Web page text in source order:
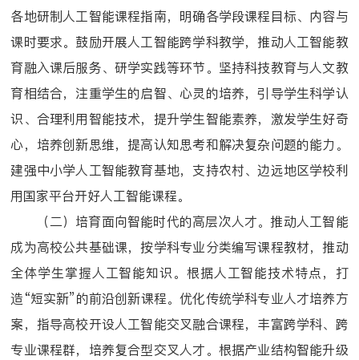
各地研制人工智能课程指南，明确各学段课程目标、内容与
课时要求。鼓励开展人工智能跨学科教学，推动人工智能教
育融入课后服务、研学实践等环节。坚持科技教育与人文教
育相结合，注重学生的启智、心灵的培养，引导学生科学认
识、合理利用智能技术，提升学生智能素养，激发学生好奇
心，培养创新思维，提高认知思考和解决复杂问题的能力。
建强中小学人工智能教育基地，支持农村、边远地区学校利
用国家平台开好人工智能课程。
（二）培育面向智能时代的高层次人才。推动人工智能
成为高校公共基础课，按学科专业分类编写课程教材，推动
全体学生掌握人工智能知识。根据人工智能技术特点，打
造“短实新”的前沿创新课程。优化传统学科专业人才培养方
案，指导高校开设人工智能交叉融合课程，丰富跨学科、跨
专业课程群，培养复合型交叉人才。根据产业结构智能升级